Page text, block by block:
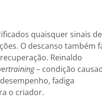
quaisquer sinais de
O descanso também
Reinaldo
– condição
fadiga
o criador.